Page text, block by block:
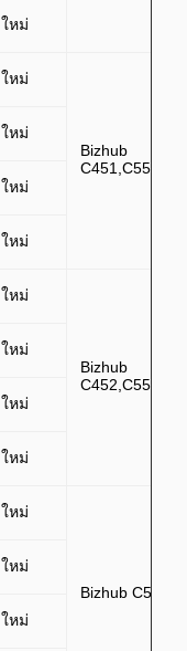
ใหม่
ใหม่
Bizhub
ใหม่
ใหม่
ใหม่
ใหม่
Bizhub
ใหม่
ใหม่
ใหม่
ใหม่
Bizhub C500/
ใหม่
ใหม่